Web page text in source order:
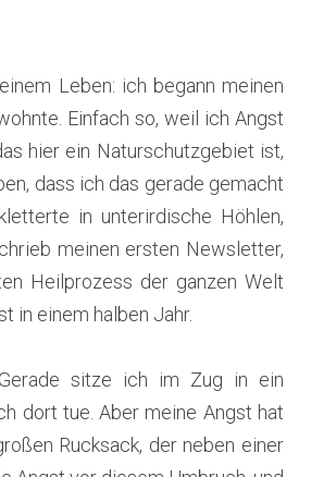
Leben: ich begann meinen
Einfach so, weil ich Angst
hier ein Naturschutzgebiet ist,
dass ich das gerade gemacht
in unterirdische Höhlen,
meinen ersten Newsletter,
Heilprozess der ganzen Welt
in einem halben Jahr.
sitze ich im Zug in ein
dort tue. Aber meine Angst hat
Rucksack, der neben einer